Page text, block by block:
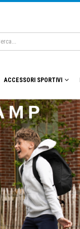
ACCESSORI SPORTIVI